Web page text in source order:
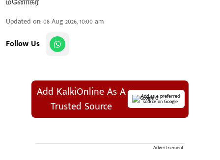
Updated on:08 Aug 2026, 10:00 am
Follow Us
Add KalkiOnline As A
Trusted Source
Add as a preferred
source on Google
Advertisement